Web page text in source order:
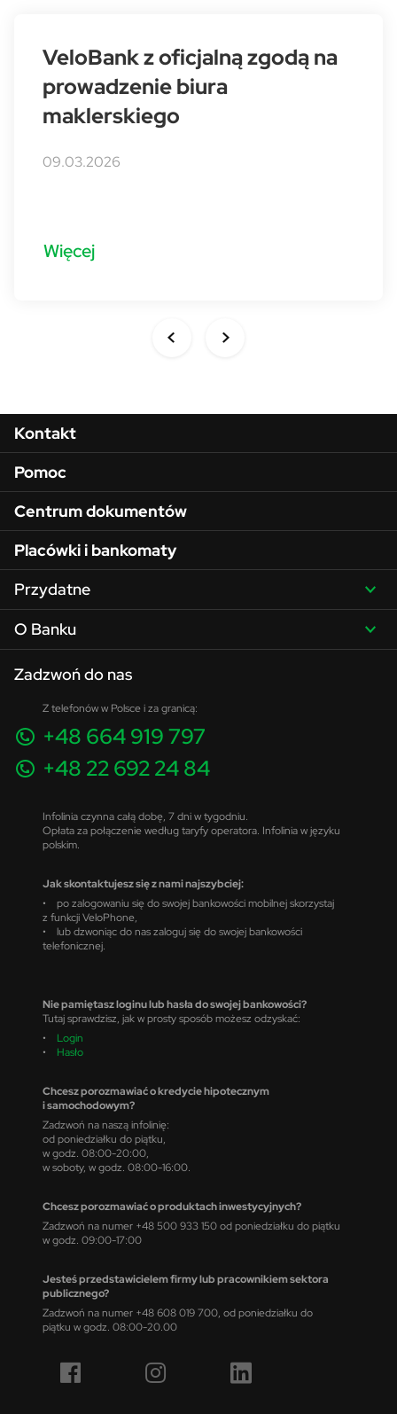
VeloBank z oficjalną zgodą na
prowadzenie biura
maklerskiego
09.03.2026
Więcej
Menu w stopce
Kontakt
Pomoc
Centrum dokumentów
Placówki i bankomaty
Przydatne
O Banku
Zadzwoń do nas
Z telefonów w Polsce i za granicą:
+48 664 919 797
+48 22 692 24 84
Infolinia czynna całą dobę, 7 dni w tygodniu.
Opłata za połączenie według taryfy operatora. Infolinia w języku
polskim.
Jak skontaktujesz się z nami najszybciej:
• po zalogowaniu się do swojej bankowości mobilnej skorzystaj
z funkcji VeloPhone,
• lub dzwoniąc do nas zaloguj się do swojej bankowości
telefonicznej.
Nie pamiętasz loginu lub hasła do swojej bankowości?
Tutaj sprawdzisz, jak w prosty sposób możesz odzyskać:
• Login
• Hasło
Chcesz porozmawiać o kredycie hipotecznym
i samochodowym?
Zadzwoń na naszą infolinię:
od poniedziałku do piątku,
w godz. 08:00-20:00,
w soboty, w godz. 08:00-16:00.
Chcesz porozmawiać o produktach inwestycyjnych?
Zadzwoń na numer +48 500 933 150 od poniedziałku do piątku
w godz. 09:00-17:00
Jesteś przedstawicielem firmy lub pracownikiem sektora
publicznego?
Zadzwoń na numer +48 608 019 700, od poniedziałku do
piątku w godz. 08:00-20.00